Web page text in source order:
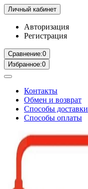
Личный кабинет
Авторизация
Регистрация
Сравнение:0
Избранное:0
Контакты
Обмен и возврат
Способы доставки
Способы оплаты